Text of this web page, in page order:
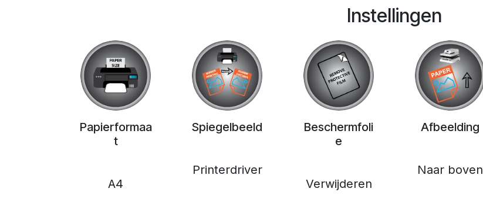
Instellingen
Papierformaa
t
A4
Spiegelbeeld
Printerdriver
Beschermfoli
e
Verwijderen
Afbeelding
Naar boven